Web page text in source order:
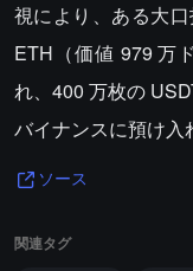
視により、ある大
ETH（価値 979 万
れ、400 万枚の
バイナンスに預け入
ソース
関連タグ